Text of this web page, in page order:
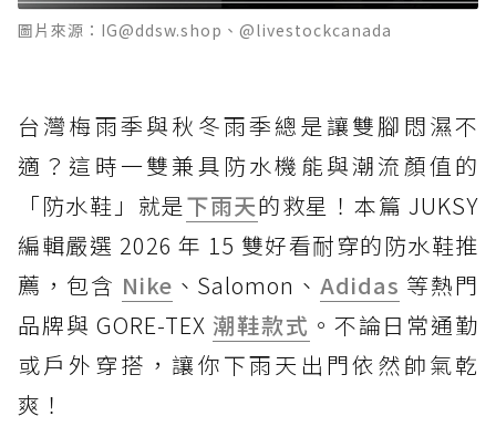
圖片來源：IG@ddsw.shop、@livestockcanada
台灣梅雨季與秋冬雨季總是讓雙腳悶濕不
適？這時一雙兼具防水機能與潮流顏值的
「防水鞋」就是下雨天的救星！本篇 JUKSY
編輯嚴選 2026 年 15 雙好看耐穿的防水鞋推
薦，包含 Nike 、Salomon、Adidas 等熱門
品牌與 GORE-TEX 潮鞋款式 。不論日常通勤
或戶外穿搭，讓你下雨天出門依然帥氣乾
爽！